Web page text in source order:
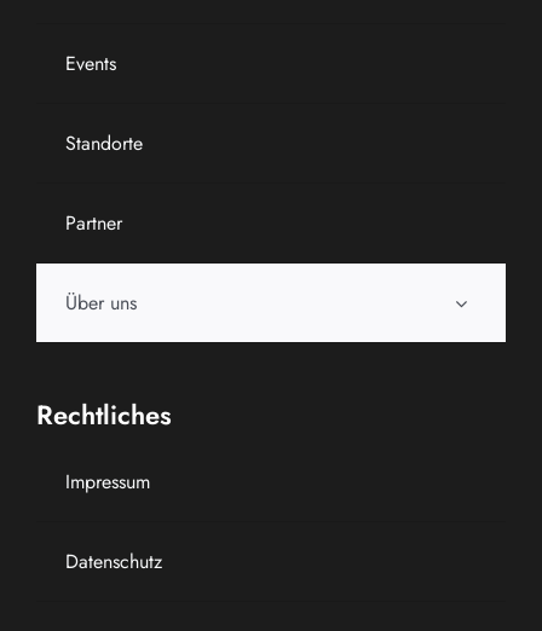
Events
Standorte
Partner
Über uns
Rechtliches
Impressum
Datenschutz